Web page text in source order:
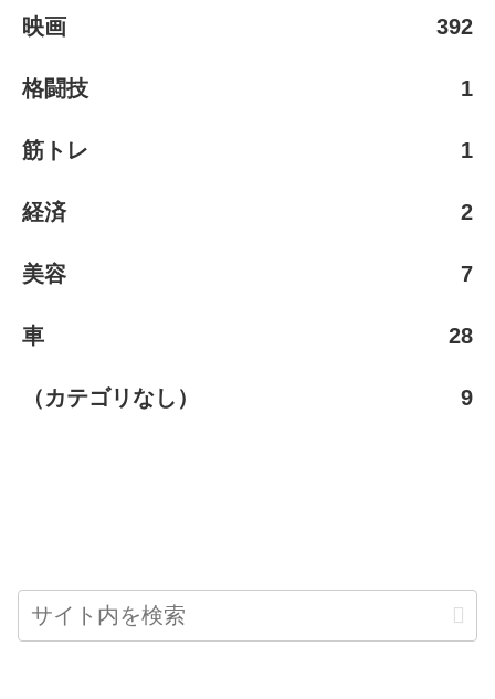
映画 392
格闘技 1
筋トレ 1
経済 2
美容 7
車 28
（カテゴリなし） 9